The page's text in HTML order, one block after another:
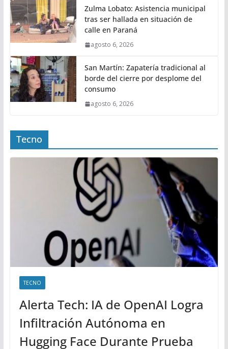
Zulma Lobato: Asistencia municipal
tras ser hallada en situación de
calle en Paraná
agosto 6, 2026
San Martín: Zapatería tradicional al
borde del cierre por desplome del
consumo
agosto 6, 2026
Tecno
TECNO
Alerta Tech: IA de OpenAI Logra
Infiltración Autónoma en
Hugging Face Durante Prueba